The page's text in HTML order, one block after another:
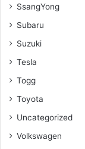
SsangYong
Subaru
Suzuki
Tesla
Togg
Toyota
Uncategorized
Volkswagen